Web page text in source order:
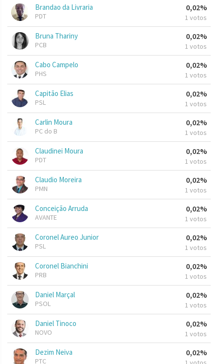
Brandao da Livraria
PDT
0,02%
1 votos
Bruna Thariny
PCB
0,02%
1 votos
Cabo Campelo
PHS
0,02%
1 votos
Capitão Elias
PSL
0,02%
1 votos
Carlin Moura
PC do B
0,02%
1 votos
Claudinei Moura
PDT
0,02%
1 votos
Claudio Moreira
PMN
0,02%
1 votos
Conceição Arruda
AVANTE
0,02%
1 votos
Coronel Aureo Junior
PSL
0,02%
1 votos
Coronel Bianchini
PRB
0,02%
1 votos
Daniel Marçal
PSOL
0,02%
1 votos
Daniel Tinoco
NOVO
0,02%
1 votos
Dezim Neiva
PTC
0,02%